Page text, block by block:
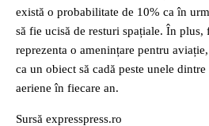
există o probabilitate de 10% ca în
să fie ucisă de resturi spațiale. În plus,
reprezenta o amenințare pentru
ca un obiect să cadă peste unele
aeriene în fiecare an.
Sursă expresspress.ro